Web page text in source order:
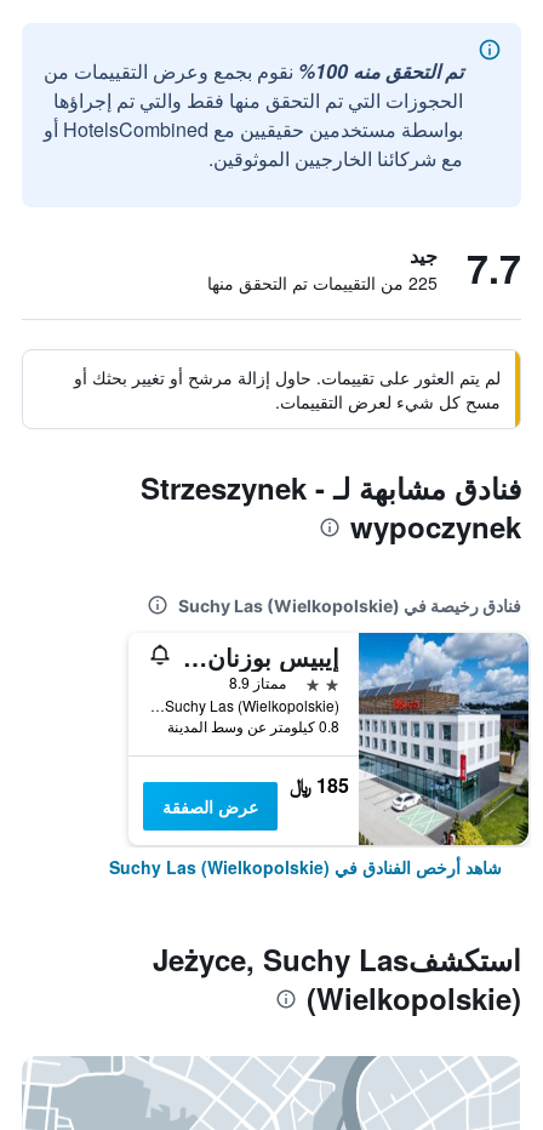
تم التحقق منه 100%
نقوم بجمع وعرض التقييمات من
الحجوزات التي تم التحقق منها فقط والتي تم إجراؤها
بواسطة مستخدمين حقيقيين مع HotelsCombined أو
مع شركائنا الخارجيين الموثوقين.
7.7 جيد
225 من التقييمات تم التحقق منها
لم يتم العثور على تقييمات. حاول إزالة مرشح أو تغيير بحثك أو
مسح كل شيء لعرض التقييمات.
فنادق مشابهة لـ Strzeszynek -
wypoczynek
فنادق رخيصة في Suchy Las (Wielkopolskie)
إيبيس بوزنان بولنوك
2 نجمتين
ممتاز 8.9
Ultisa Konwaliowa 3, Wielkopolskie, Suchy Las (Wielkopolskie), مقاطعة بولندا الكبرى, بولندا
0.8 كيلومتر عن وسط المدينة
185 ﷼
عرض الصفقة
شاهد أرخص الفنادق في Suchy Las (Wielkopolskie)
استكشفJeżyce, Suchy Las
(Wielkopolskie)